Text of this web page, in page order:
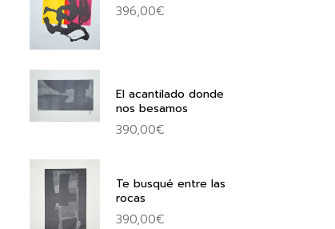
396,00€
El acantilado donde
nos besamos
390,00€
Te busqué entre las
rocas
390,00€